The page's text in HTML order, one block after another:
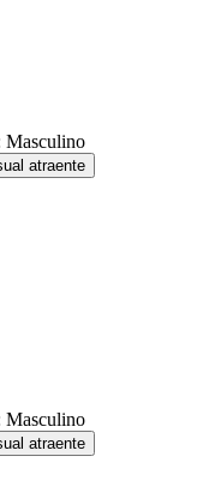
Masculino
atraente
Masculino
atraente